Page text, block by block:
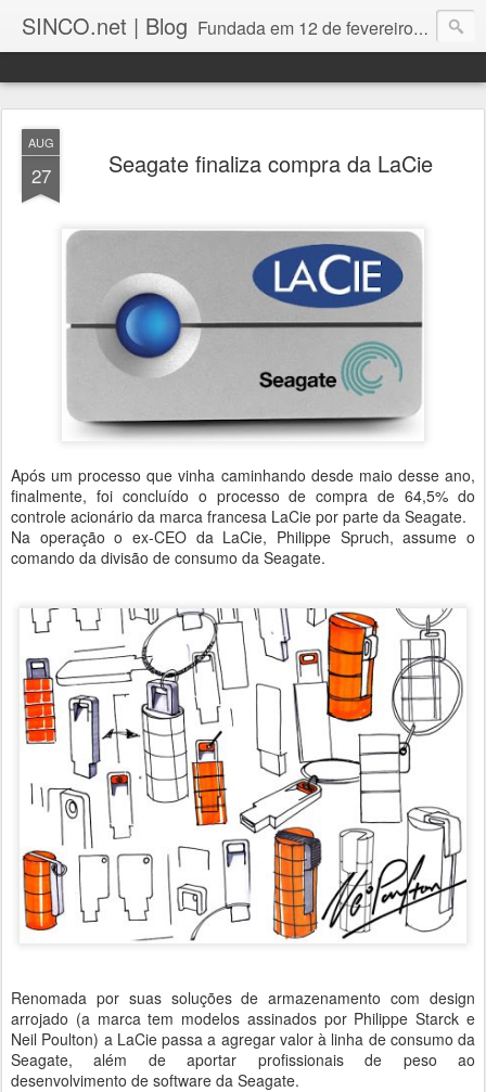
SINCO.net | Blog Fundada em 12 de fevereiro de 1982. Fabricante brasileira de servidores e workstations. Certificações: Intel Technology Provider Platinum, Seagate Storage Solution Provider, Kingston Premium Reseller, Nilko Design Partner.
AUG
27 Seagate finaliza compra da LaCie
Após um processo que vinha caminhando desde maio desse ano,
finalmente, foi concluído o processo de compra de 64,5% do
controle acionário da marca francesa LaCie por parte da Seagate.
Na operação o ex-CEO da LaCie, Philippe Spruch, assume o
comando da divisão de consumo da Seagate.
Renomada por suas soluções de armazenamento com design
arrojado (a marca tem modelos assinados por Philippe Starck e
Neil Poulton) a LaCie passa a agregar valor à linha de consumo da
Seagate, além de aportar profissionais de peso ao
desenvolvimento de software da Seagate.